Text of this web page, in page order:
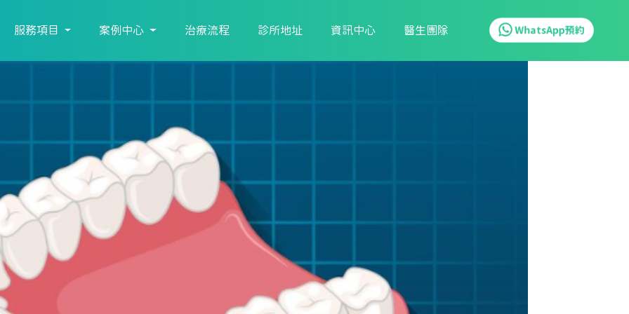
服務項目 案例中心 治療流程 診所地址 資訊中心 醫生團隊 WhatsApp預約